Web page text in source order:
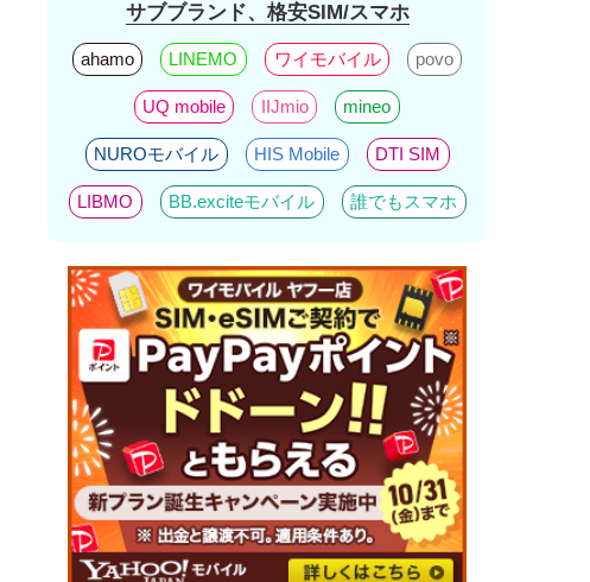
サブブランド、格安SIM/スマホ
ahamo LINEMO ワイモバイル povo
UQ mobile IIJmio mineo
NUROモバイル HIS Mobile DTI SIM
LIBMO BB.exciteモバイル 誰でもスマホ